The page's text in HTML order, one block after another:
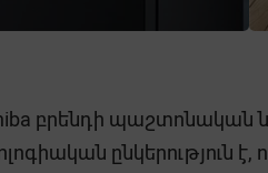
բրենդի
ընկերություն